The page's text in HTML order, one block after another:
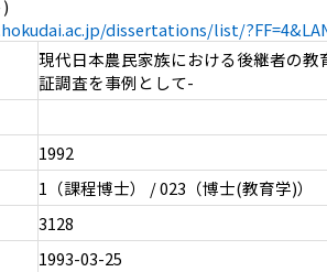
dissertations/list/
現代日本農民家族における後継者の教
証調査を事例として-
1992
1（課程博士） / 023（博士(教育学)）
3128
1993-03-25